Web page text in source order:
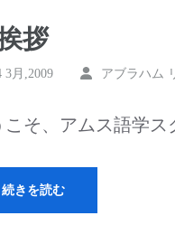
拶
3月,2009 アブラハム
こそ、アムス語学
続きを読む